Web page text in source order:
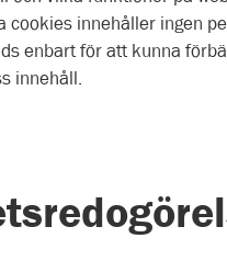
cookies innehåller ingen
enbart för att kunna
innehåll.